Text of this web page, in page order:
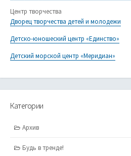
Центр творчества
Дворец творчества детей и молодежи
Детско-юношеский центр «Единство»
Детский морской центр «Меридиан»
Категории
Архив
Будь в тренде!